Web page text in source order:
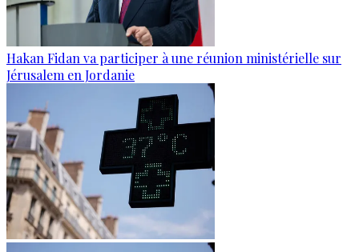
Hakan Fidan va participer à une réunion ministérielle sur
Jérusalem en Jordanie